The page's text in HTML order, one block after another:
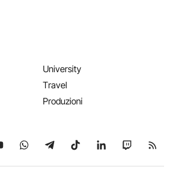
University
Travel
Produzioni
X su YouTube
Seguici su WhatsApp
Seguici su Telegram
Seguici su TikTok
Seguici su
Seguici